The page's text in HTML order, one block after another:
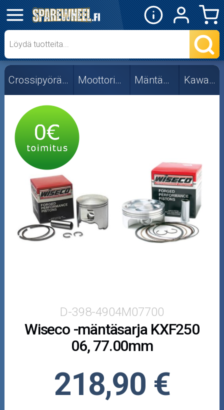
✕
Mopon osat
Skootterin osat
Crossipyörän osat
Moottoripyörän osat
Moottorikelkan osat
Mopoauton osat
Mönkijän osat
Puutarha ja metsä
Öljyt ja kemikaalit
Outlet-tuotteet
Crossipyörän osat Moottorin osat Mäntäsarjat Kawasaki
D-398-4904M07700
Wiseco -mäntäsarja KXF250
06, 77.00mm
218,90 €